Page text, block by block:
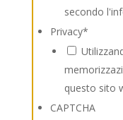
secondo
Privacy*
questo sito
CAPTCHA